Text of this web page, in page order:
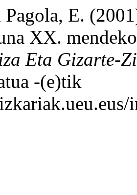
Pagola, E.
XX.
Eta Gizarte-
-(e)tik